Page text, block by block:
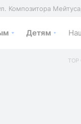
Композитора
Детям
TOP